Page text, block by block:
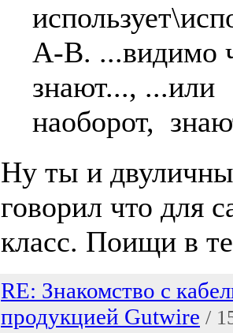
А-В. ...видимо
знают..., ...или
наоборот,
Ну ты и
говорил что для
класс. Поищи в
RE: Знакомство с
продукцией Gutwire /